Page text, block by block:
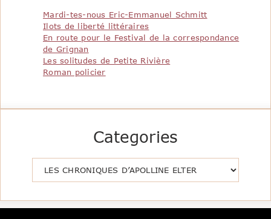
Mardi-tes-nous Eric-Emmanuel Schmitt
Ilots de liberté littéraires
En route pour le Festival de la correspondance
de Grignan
Les solitudes de Petite Rivière
Roman policier
Categories